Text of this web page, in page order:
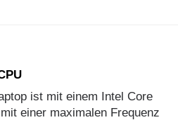
ist mit einem Intel Core
einer maximalen Frequenz